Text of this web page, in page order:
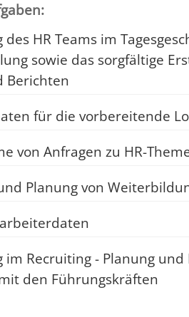
HR Teams im
sowie das sorgfältige
Berichten
für die vorbereitende
von Anfragen zu HR-
Planung von
Recruiting - Planung
den Führungskräften